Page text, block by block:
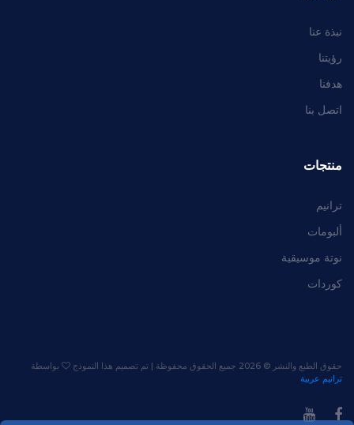
نبذة عنا
رؤيتنا
هدفنا
اتصل بنا
منتجات
ترانيم
ألبومات
نوتة موسيقية
كوردات
حقوق الطبع والنشر © 2026 جميع الحقوق محفوظة | تم تصميم هذا النموذج
بواسطة
ترانيم عربية